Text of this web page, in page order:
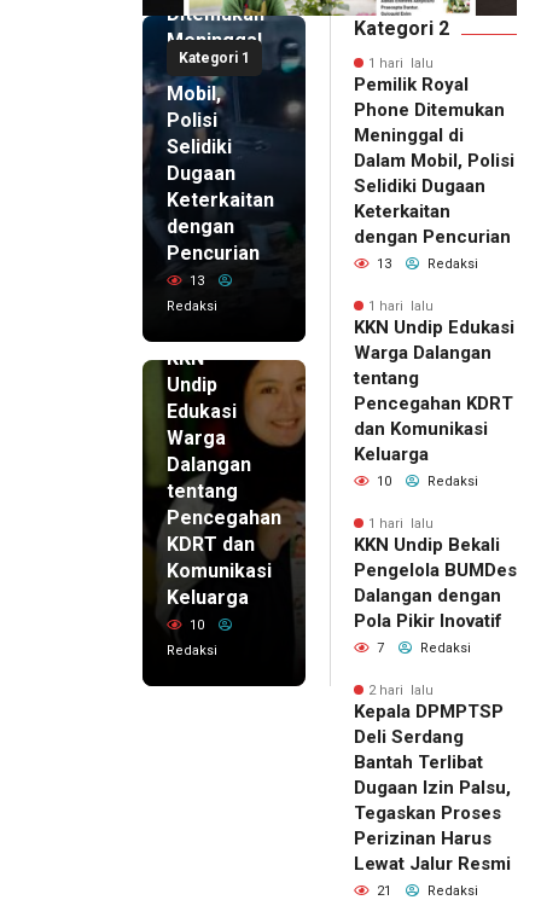
Kategori 1
Ditemukan
Meninggal
di Dalam
Mobil,
Polisi
Selidiki
Dugaan
Keterkaitan
dengan
Pencurian
13
Redaksi
KKN
Undip
Edukasi
Warga
Dalangan
tentang
Pencegahan
KDRT dan
Komunikasi
Keluarga
10
Redaksi
Kategori 2
1 hari lalu
Pemilik Royal
Phone Ditemukan
Meninggal di
Dalam Mobil, Polisi
Selidiki Dugaan
Keterkaitan
dengan Pencurian
13 Redaksi
1 hari lalu
KKN Undip Edukasi
Warga Dalangan
tentang
Pencegahan KDRT
dan Komunikasi
Keluarga
10 Redaksi
1 hari lalu
KKN Undip Bekali
Pengelola BUMDes
Dalangan dengan
Pola Pikir Inovatif
7 Redaksi
2 hari lalu
Kepala DPMPTSP
Deli Serdang
Bantah Terlibat
Dugaan Izin Palsu,
Tegaskan Proses
Perizinan Harus
Lewat Jalur Resmi
21 Redaksi